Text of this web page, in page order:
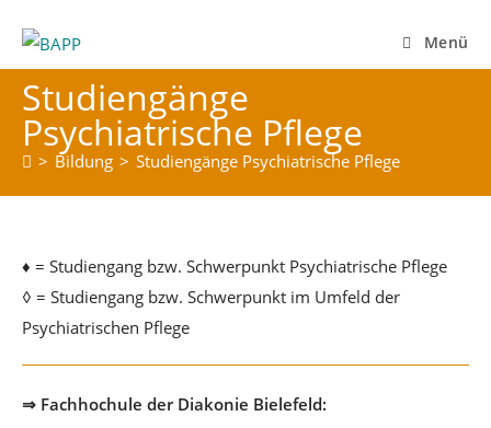
Inhalt
springen
Menü
Studiengänge
Psychiatrische Pflege
> Bildung > Studiengänge Psychiatrische Pflege
♦ = Studiengang bzw. Schwerpunkt Psychiatrische Pflege
◊ = Studiengang bzw. Schwerpunkt im Umfeld der
Psychiatrischen Pflege
⇒ Fachhochule der Diakonie Bielefeld: